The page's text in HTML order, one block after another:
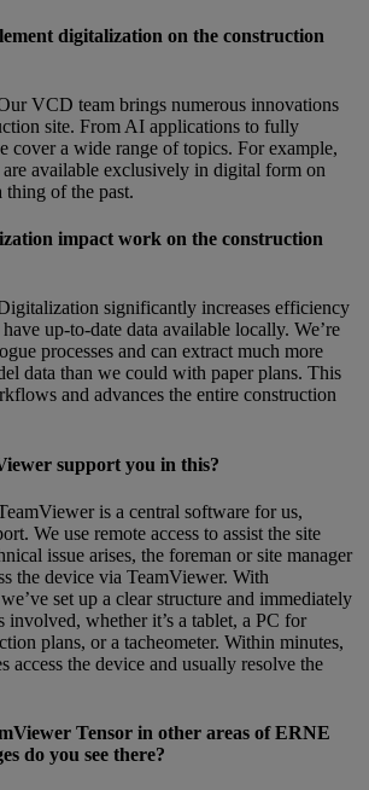
digitalization on the construction
VCD team brings numerous innovations
site. From AI applications to fully
cover a wide range of topics. For example,
available exclusively in digital form on
thing of the past.
impact work on the construction
significantly increases efficiency
up-to-date data available locally. We’re
processes and can extract much more
data than we could with paper plans. This
and advances the entire construction
support you in this?
is a central software for us,
We use remote access to assist the site
issue arises, the foreman or site manager
the device via TeamViewer. With
set up a clear structure and immediately
whether it’s a tablet, a PC for
plans, or a tacheometer. Within minutes,
access the device and usually resolve the
Tensor in other areas of ERNE
do you see there?